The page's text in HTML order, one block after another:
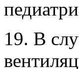
19. В